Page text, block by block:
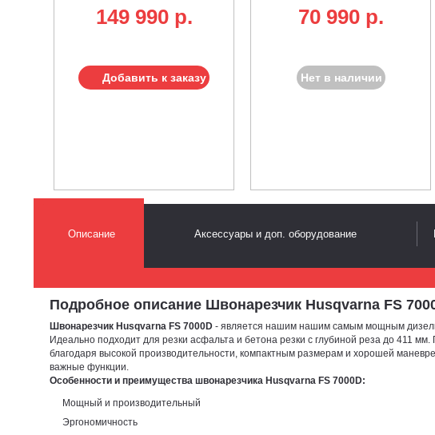
149 990 p.
Добавить к заказу
70 990 p.
Нет в наличии
Подробное описание Швонарезчик Husqvarna FS
Швонарезчик Husqvarna FS 7000D - является нашим нашим самым мощным
Идеально подходит для резки асфальта и бетона резки с глубиной реза до 411
благодаря высокой производительности, компактным размерам и хорошей
важные функции.
Особенности и преимущества швонарезчика Husqvarna FS 7000D:
Мощный и производительный
Эргономичность
Описание Аксессуары и доп. оборудование